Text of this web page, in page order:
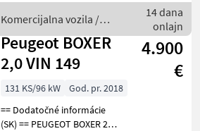
sedenie, 2x elekt
Komercijalna vozila /
Peugeot
14 dana
onlajn
Peugeot BOXER
2,0 VIN 149
4.900
€
131 KS/96 kW
God. pr. 2018
== Dodatočné informácie
(SK) == PEUGEOT BOXER 2, 0